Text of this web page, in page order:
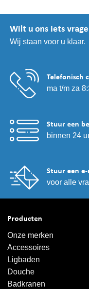
Wilt u ons iets
Wij staan voor u klaar.
Telefonisch
ma t/m za
Stuur een
binnen 24
Stuur een e-
voor alle
Producten
Onze merken
Accessoires
Ligbaden
Douche
Badkranen